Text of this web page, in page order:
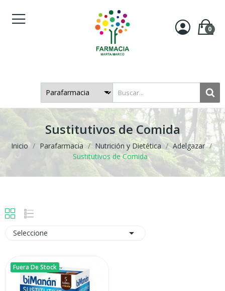
0
Sustitutivos de Comida
Inicio Parafarmacia Nutrición y Dietética
Adelgazar
Sustitutivos de Comida
Seleccione 
Fuera De Stock